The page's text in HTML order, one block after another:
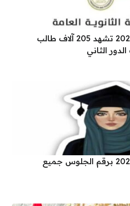
نتيجة الثانوية العامة 2026 تشهد 205 آلاف طالب
الثاني
نتيجة الثانوية العامة 2026 برقم الجلوس جميع